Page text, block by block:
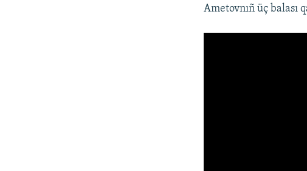
Ametovnıñ üç balası